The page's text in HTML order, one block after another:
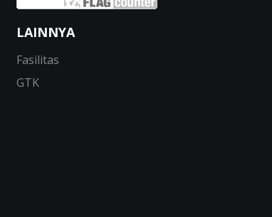
LAINNYA
Fasilitas
GTK